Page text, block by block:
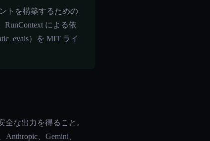
トを構築するための
による依
）を MIT ライ
な出力を得ること。
、Gemini、